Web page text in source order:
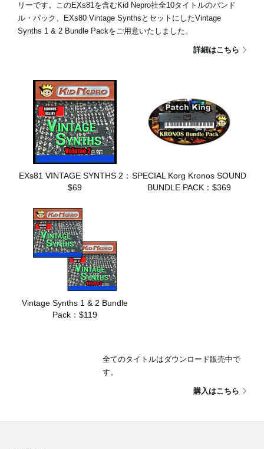
リーです。このEXs81を含むKid Nepro社全10タイトルのバンド
ル・パック、EXs80 Vintage SynthsとセットにしたVintage
Synths 1 & 2 Bundle Packをご用意いたしました。
詳細はこちら
EXs81 VINTAGE SYNTHS 2：
$69
SPECIAL Korg Kronos SOUND
BUNDLE PACK：$369
Vintage Synths 1 & 2 Bundle
Pack：$119
全てのタイトルはダウンロード販売中で
す。
購入はこちら